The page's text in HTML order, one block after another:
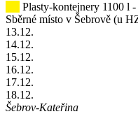
Plasty-kontejnery 1100 l
Sběrné místo v Šebrově (u
13.12.
14.12.
15.12.
16.12.
17.12.
18.12.
Šebrov-Kateřina